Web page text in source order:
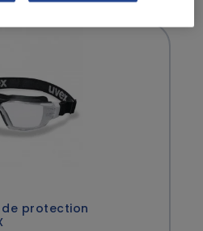
protection